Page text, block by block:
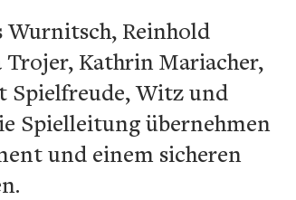
Wurnitsch, Reinhold
Trojer, Kathrin Mariacher,
Spielfreude, Witz und
Spielleitung übernehmen
und einem sicheren